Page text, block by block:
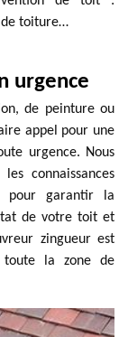
de toiture…
urgence
de peinture ou
appel pour une
urgence. Nous
connaissances
pour garantir la
de votre toit et
zingueur est
toute la zone de